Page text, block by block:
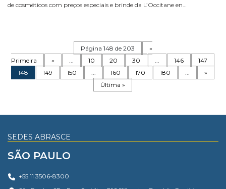
de cosméticos com preços especiais e brinde da L’Occitane en…
Página 148 de 203
«
Primeira
« ... 10 20 30 ... 146
147
148
149 150 ... 160 170 180 ...
»
Última »
SEDES ABRASCE
SÃO PAULO
+55 11 3506-8300